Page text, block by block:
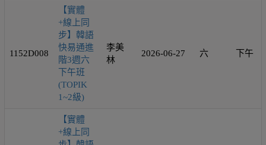
1152D008
【實體
+線上同
步】韓語
快易通進
階3週六
下午班
(TOPIK
1~2級)
李美
林
2026-06-27 六 下午
【實體
+線上同